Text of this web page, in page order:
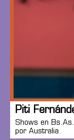
Piti
Shows en
por Australia.